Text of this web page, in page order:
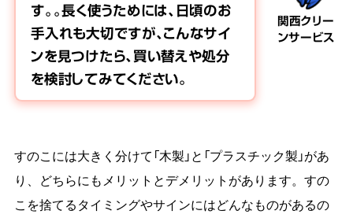
関西クリー
ンサービス
す。。長く使うためには、日頃のお
手入れも大切ですが、こんなサイ
ンを見つけたら、買い替えや処分
を検討してみてください。
すのこには大きく分けて「木製」と「プラスチック製」があ
り、どちらにもメリットとデメリットがあります。すの
こを捨てるタイミングやサインにはどんなものがあるの